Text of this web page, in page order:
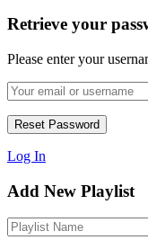
Retrieve your
Please enter your
Log In
Add New Playlist